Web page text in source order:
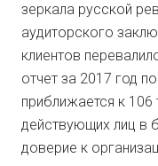
зеркала русской
аудиторского
клиентов
отчет за 2017 год
приближается к
действующих лиц в
доверие к